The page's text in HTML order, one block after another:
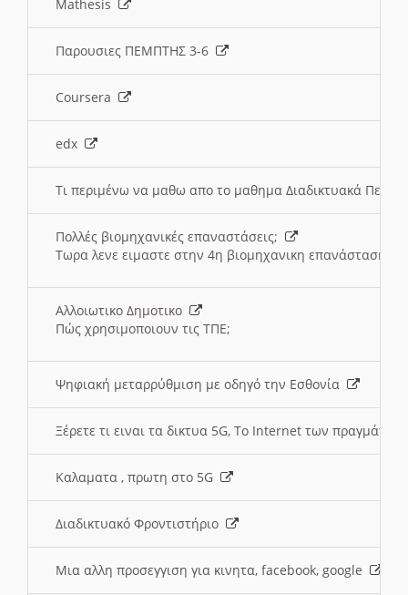
Mathesis
Παρουσιες ΠΕΜΠΤΗΣ 3-6
Coursera
edx
Τι περιμένω να μαθω απο το μαθημα Διαδικτυακά
Πολλές βιομηχανικές επαναστάσεις;
Τωρα λενε ειμαστε στην 4η βιομηχανικη επανάσταση
Αλλοιωτικο Δημοτικο
Πώς χρησιμοποιουν τις ΤΠΕ;
Ψηφιακή μεταρρύθμιση με οδηγό την Εσθονία
Ξέρετε τι ειναι τα δικτυα 5G, Το Internet των
Καλαματα , πρωτη στο 5G
Διαδικτυακό Φροντιστήριο
Μια αλλη προσεγγιση για κινητα, facebook, google